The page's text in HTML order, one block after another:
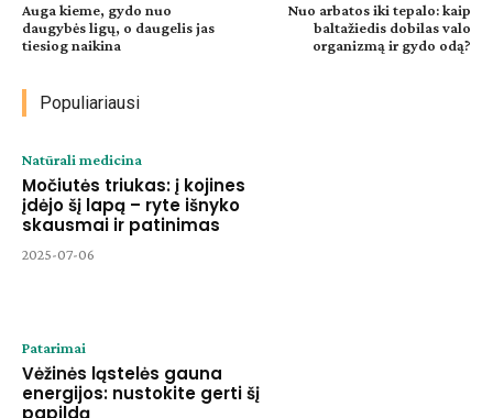
Auga kieme, gydo nuo
daugybės ligų, o daugelis jas
tiesiog naikina
Nuo arbatos iki tepalo: kaip
baltažiedis dobilas valo
organizmą ir gydo odą?
Populiariausi
Natūrali medicina
Močiutės triukas: į kojines
įdėjo šį lapą – ryte išnyko
skausmai ir patinimas
2025-07-06
Patarimai
Vėžinės ląstelės gauna
energijos: nustokite gerti šį
papildą